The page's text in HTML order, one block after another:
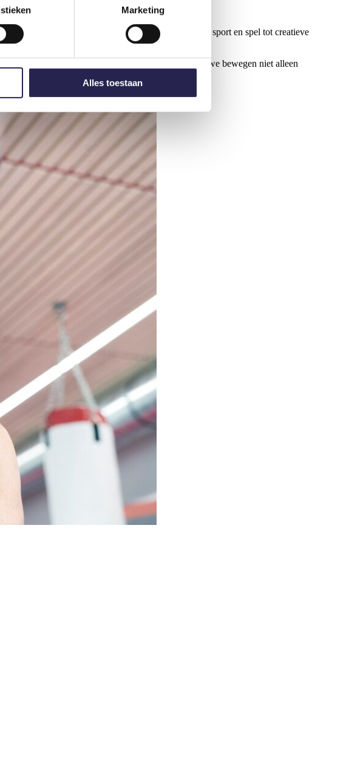
Marketing
Alles toestaan
activiteiten die bij de deelnemers passen. Van sport en spel tot creatieve
rechtstreeks in contact met jouw aanbod. Zo maken we bewegen niet alleen